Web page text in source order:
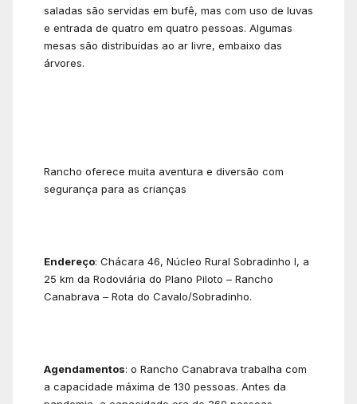
saladas são servidas em bufê, mas com uso de luvas
e entrada de quatro em quatro pessoas. Algumas
mesas são distribuídas ao ar livre, embaixo das
árvores.
Rancho oferece muita aventura e diversão com
segurança para as crianças
Endereço: Chácara 46, Núcleo Rural Sobradinho I, a
25 km da Rodoviária do Plano Piloto – Rancho
Canabrava – Rota do Cavalo/Sobradinho.
Agendamentos: o Rancho Canabrava trabalha com
a capacidade máxima de 130 pessoas. Antes da